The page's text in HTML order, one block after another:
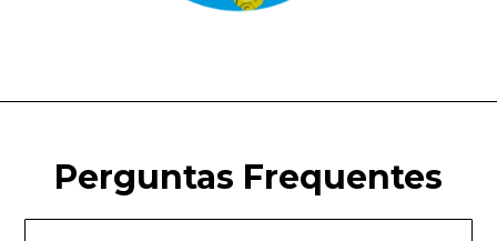
Perguntas Frequentes